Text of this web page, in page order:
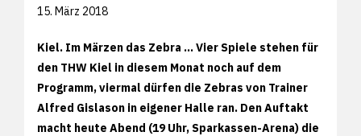
15. März 2018
Kiel. Im Märzen das Zebra ... Vier Spiele stehen für
den THW Kiel in diesem Monat noch auf dem
Programm, viermal dürfen die Zebras von Trainer
Alfred Gislason in eigener Halle ran. Den Auftakt
macht heute Abend (19 Uhr, Sparkassen-Arena) die